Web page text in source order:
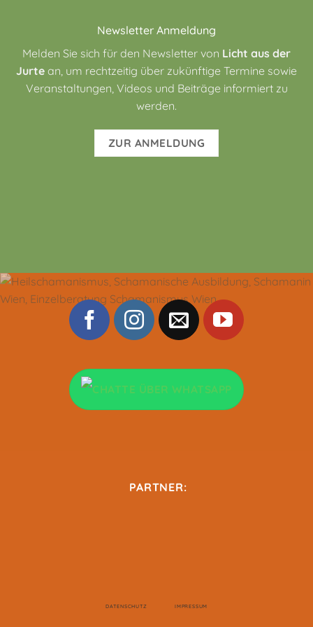
Newsletter Anmeldung
Melden Sie sich für den Newsletter von Licht aus der
Jurte an, um rechtzeitig über zukünftige Termine sowie
Veranstaltungen, Videos und Beiträge informiert zu
werden.
ZUR ANMELDUNG
PARTNER:
DATENSCHUTZ IMPRESSUM